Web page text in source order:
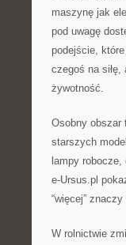
maszynę jak
pod uwagę
podejście,
czegoś na siłę,
żywotność.
Osobny obszar
starszych
lampy
e-Ursus.pl
“więcej”
W rolnictwie